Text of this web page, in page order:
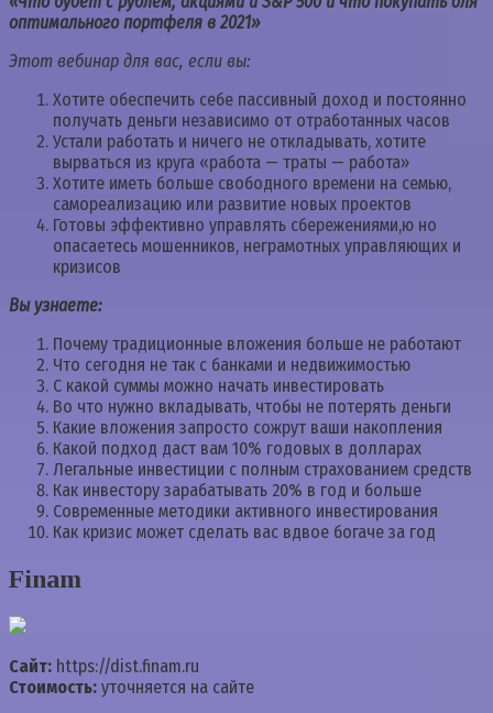
оптимального портфеля в 2021»
Этот вебинар для вас, если вы:
Хотите обеспечить себе пассивный доход и постоянно
получать деньги независимо от отработанных часов
Устали работать и ничего не откладывать, хотите
вырваться из круга «работа — траты — работа»
Хотите иметь больше свободного времени на семью,
самореализацию или развитие новых проектов
Готовы эффективно управлять сбережениями,ю но
опасаетесь мошенников, неграмотных управляющих и
кризисов
Вы узнаете:
Почему традиционные вложения больше не работают
Что сегодня не так с банками и недвижимостью
С какой суммы можно начать инвестировать
Во что нужно вкладывать, чтобы не потерять деньги
Какие вложения запросто сожрут ваши накопления
Какой подход даст вам 10% годовых в долларах
Легальные инвестиции с полным страхованием средств
Как инвестору зарабатывать 20% в год и больше
Современные методики активного инвестирования
Как кризис может сделать вас вдвое богаче за год
Finam
Сайт: https://dist.finam.ru
Стоимость: уточняется на сайте